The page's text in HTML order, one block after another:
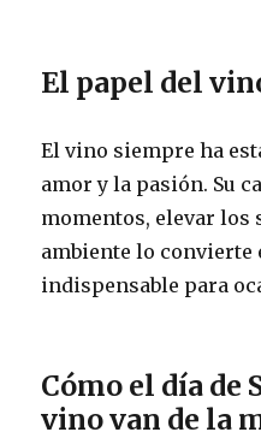
El papel del
El vino siempre ha
amor y la pasión. Su
momentos, elevar los
ambiente lo convierte
indispensable para
Cómo el día de
vino van de la